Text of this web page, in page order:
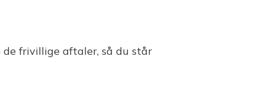
de frivillige aftaler, så du står